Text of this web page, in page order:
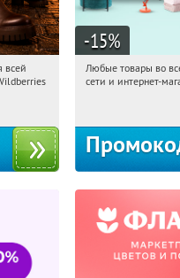
всей
-15%
17:25:45
Любые товары во
сети и интернет-